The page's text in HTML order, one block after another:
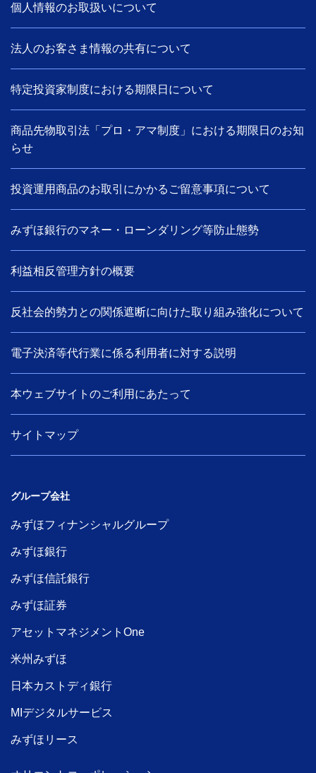
個人情報のお取扱いについて
法人のお客さま情報の共有について
特定投資家制度における期限日について
商品先物取引法「プロ・アマ制度」における期限日のお知
らせ
投資運用商品のお取引にかかるご留意事項について
みずほ銀行のマネー・ローンダリング等防止態勢
利益相反管理方針の概要
反社会的勢力との関係遮断に向けた取り組み強化について
電子決済等代行業に係る利用者に対する説明
本ウェブサイトのご利用にあたって
サイトマップ
グループ会社
みずほフィナンシャルグループ
みずほ銀行
みずほ信託銀行
みずほ証券
アセットマネジメントOne
米州みずほ
日本カストディ銀行
MIデジタルサービス
みずほリース